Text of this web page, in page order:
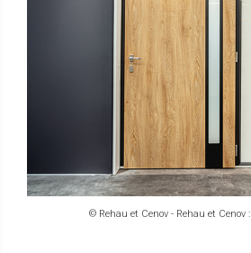
© Rehau et Cenov - Rehau et Cenov :